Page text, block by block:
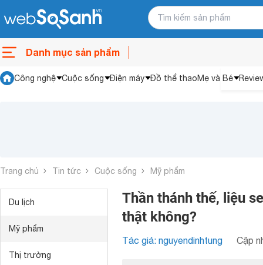
Danh mục sản phẩm
Công nghệ Cuộc sống Điện máy Đồ thể thaoMẹ và Bé
Trang chủ Tin tức Cuộc sống Mỹ phẩm
Du lịch
Mỹ phẩm
Thị trường
Thần thánh thế, liệu
thật không?
Tác giả: nguyendinhtung Cập